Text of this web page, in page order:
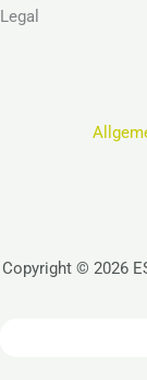
Legal
Copyright © 2026